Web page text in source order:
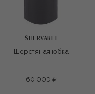
SHERVARLI
Шерстяная юбка
60 000 ₽